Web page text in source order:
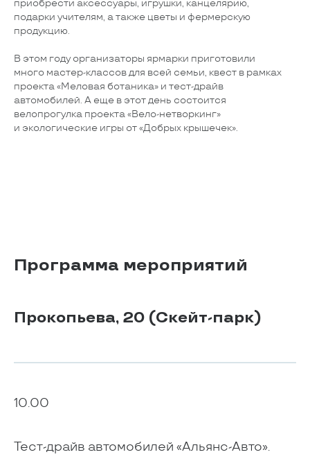
приобрести аксессуары, игрушки, канцелярию,
подарки учителям, а также цветы и фермерскую
продукцию.
В этом году организаторы ярмарки приготовили
много мастер-классов для всей семьи, квест в рамках
проекта «Меловая ботаника» и тест-драйв
автомобилей. А еще в этот день состоится
велопрогулка проекта «Вело-нетворкинг»
и экологические игры от «Добрых крышечек».
Программа мероприятий
Прокопьева, 20 (Скейт-парк)
10.00
Тест-драйв автомобилей «Альянс-Авто».